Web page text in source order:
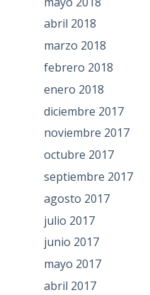
abril 2018
marzo 2018
febrero 2018
enero 2018
diciembre 2017
noviembre 2017
octubre 2017
septiembre 2017
agosto 2017
julio 2017
junio 2017
mayo 2017
abril 2017